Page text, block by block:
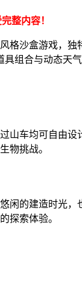
整内容！
格沙盒游戏，
组合与动态天
山车均可自由
物挑战。
闲的建造时光
探索体验。